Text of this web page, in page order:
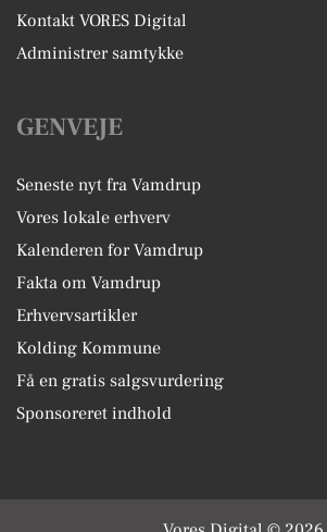
Kontakt VORES Digital
Administrer samtykke
GENVEJE
Seneste nyt fra Vamdrup
Vores lokale erhverv
Kalenderen for Vamdrup
Fakta om Vamdrup
Erhvervsartikler
Kolding Kommune
Få en gratis salgsvurdering
Sponsoreret indhold